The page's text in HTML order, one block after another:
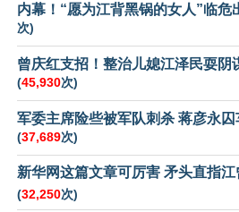
内幕！“愿为江背黑锅的女人”临危
次)
曾庆红支招！整治儿媳江泽民耍阴
(45,930次)
军委主席险些被军队刺杀 蒋彦永
(37,689次)
新华网这篇文章可厉害 矛头直指江
(32,250次)